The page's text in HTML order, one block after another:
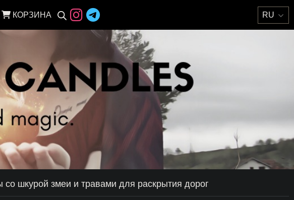
КОРЗИНА
со шкурой змеи и травами для раскрытия дорог